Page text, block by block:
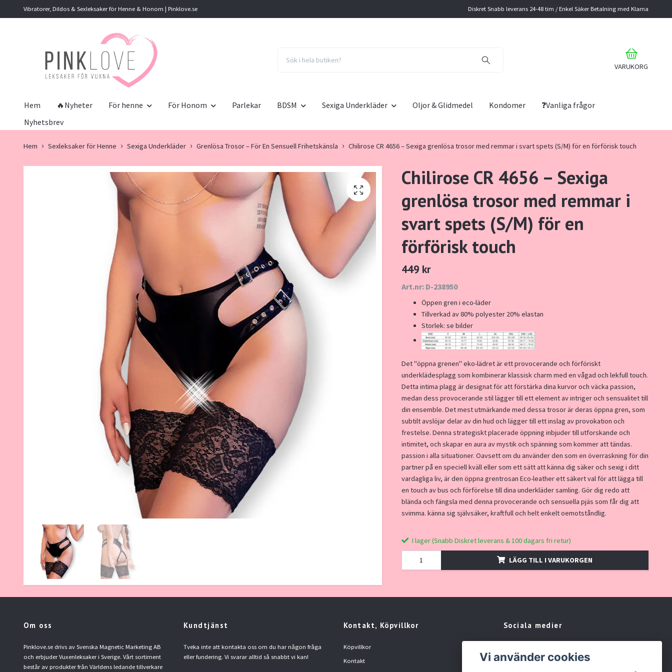
Vibratorer, Dildos & Sexleksaker för Henne & Honom | Pinklove.se Diskret Snabb leverans 24-48 tim / Enkel Säker Betalning med Klarna
VARUKORG
Hem 🔥Nyheter För henne För Honom Parlekar BDSM Sexiga Underkläder Oljor & Glidmedel Kondomer
❓Vanliga frågor
Nyhetsbrev
Hem Sexleksaker för Henne Sexiga Underkläder Grenlösa Trosor – För En Sensuell Frihetskänsla Chilirose CR 4656 – Sexiga grenlösa trosor med remmar i svart spets (S/M) för en förförisk touch
Chilirose CR 4656 – Sexiga
grenlösa trosor med remmar i
svart spets (S/M) för en
förförisk touch
449 kr
Art.nr: D-238950
Öppen gren i eco-läder
Tillverkad av 80% polyester 20% elastan
Storlek: se bilder
Det "öppna grenen" eko-lädret är ett provocerande och förföriskt
underklädesplagg som kombinerar klassisk charm med en vågad och lekfull touch.
Detta intima plagg är designat för att förstärka dina kurvor och väcka passion,
medan dess provocerande stil lägger till ett element av intriger och sensualitet till
din ensemble. Det mest utmärkande med dessa trosor är deras öppna gren, som
subtilt avslöjar delar av din hud och lägger till ett inslag av provokation och
frestelse. Denna strategiskt placerade öppning inbjuder till utforskande och
intimitet, och skapar en aura av mystik och spänning som kommer att tändas.
passion i alla situationer. Oavsett om du använder den som en överraskning för din
partner på en speciell kväll eller som ett sätt att känna dig säker och sexig i ditt
vardagliga liv, är den öppna grentrosan Eco-leather ett säkert val för att lägga till
en touch av bus och förförelse till dina underkläder samling. Gör dig redo att
blända och fängsla med denna provocerande och sensuella pjäs som får dig att
svimma. känna sig självsäker, kraftfull och helt enkelt oemotståndlig.
I lager (Snabb Diskret leverans & 100 dagars fri retur)
LÄGG TILL I VARUKORGEN
Om oss
Pinklove.se drivs av Svenska Magnetic Marketing AB
och erbjuder Vuxenleksaker i Sverige. Vårt sortiment
består av produkter från Världens ledande tillverkare
Kundtjänst
Tveka inte att kontakta oss om du har någon fråga
eller fundering. Vi svarar alltid så snabbt vi kan!
Kontakt, Köpvillkor
Köpvillkor
Kontakt
Sociala medier
Instagram
Vi använder cookies